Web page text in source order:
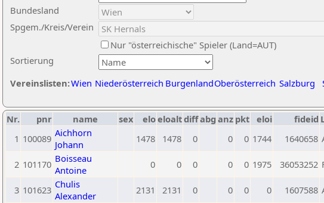
Sortierung
Bundesland
Spgem./Kreis/Verein
Nur "österreichische" Spieler (Land=AUT)
Vereinslisten:Wien Niederösterreich BurgenlandOberösterreich Salzburg
Nr. pnr name sex eloeloaltdiffabg anz pkt eloi fideid
1 100089 Aichhorn
Johann
1478 1478 0 0 0 1744 1640658
2 101170 Boisseau
Antoine
0 0 0 0 0 1975 36053252
3 101623 Chulis
Alexander
2131 2131 0 0 0 0 1607588